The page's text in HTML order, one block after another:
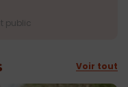
public
Voir tout